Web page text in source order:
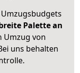
Palette an
Umzug von
uns behalten